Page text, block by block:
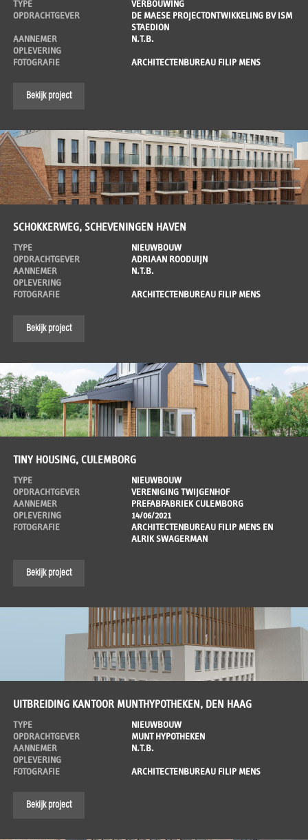
TYPE
VERBOUWING
OPDRACHTGEVER
DE MAESE PROJECTONTWIKKELING BV ISM
STAEDION
AANNEMER
N.T.B.
OPLEVERING
FOTOGRAFIE
ARCHITECTENBUREAU FILIP MENS
Bekijk project
SCHOKKERWEG, SCHEVENINGEN HAVEN
TYPE
NIEUWBOUW
OPDRACHTGEVER
ADRIAAN ROODUIJN
AANNEMER
N.T.B.
OPLEVERING
FOTOGRAFIE
ARCHITECTENBUREAU FILIP MENS
Bekijk project
TINY HOUSING, CULEMBORG
TYPE
NIEUWBOUW
OPDRACHTGEVER
VERENIGING TWIJGENHOF
AANNEMER
PREFABFABRIEK CULEMBORG
OPLEVERING
14/06/2021
FOTOGRAFIE
ARCHITECTENBUREAU FILIP MENS EN
ALRIK SWAGERMAN
Bekijk project
UITBREIDING KANTOOR MUNTHYPOTHEKEN, DEN HAAG
TYPE
NIEUWBOUW
OPDRACHTGEVER
MUNT HYPOTHEKEN
AANNEMER
N.T.B.
OPLEVERING
FOTOGRAFIE
ARCHITECTENBUREAU FILIP MENS
Bekijk project